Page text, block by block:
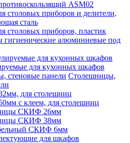
ASM02
столовых приборов и делители,
сталь
столовых приборов, пластик
гигиенические алюминиевые под
для кухонных шкафов
Столешницы,
для столешниц
с клеем, для столешниц
СКИФ 26мм
СКИФ 38мм
СКИФ 6мм
для шкафов